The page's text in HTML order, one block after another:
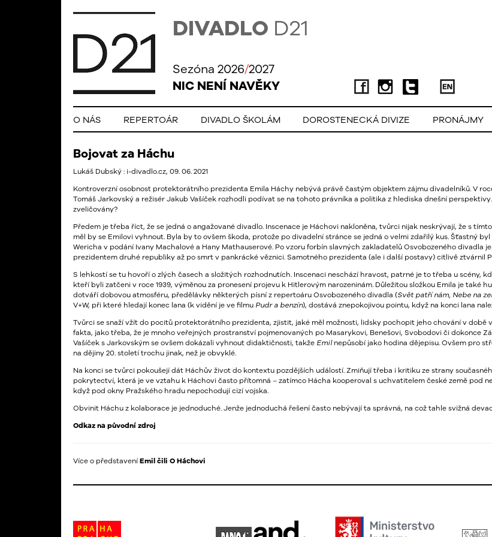
DIVADLO D21
Sezóna 2026/2027
NIC NENÍ NAVĚKY
O NÁS REPERTOÁR DIVADLO ŠKOLÁM DOROSTENECKÁ DIVIZE PRONÁJMY
Bojovat za Háchu
Lukáš Dubský : i-divadlo.cz, 09. 06. 2021
Kontroverzní osobnost protektorátního prezidenta Emila Háchy nebývá právě častým objektem zájmu divadelníků. V
Tomáš Jarkovský a režisér Jakub Vašíček rozhodli podívat se na tohoto právníka a politika z hlediska dnešní
zveličovány?
Předem je třeba říct, že se jedná o angažované divadlo. Inscenace je Háchovi nakloněna, tvůrci nijak neskrývají, že s
měl by se Emilovi vyhnout. Byla by to ovšem škoda, protože po divadelní stránce se jedná o velmi zdařilý kus. Šťastný
Wericha v podání Ivany Machalové a Hany Mathauserové. Po vzoru forbín slavných zakladatelů Osvobozeného divadla
prezidentem druhé republiky až po smrt v pankrácké věznici. Samotného prezidenta (ale i další postavy) citlivě ztvárnil
S lehkostí se tu hovoří o zlých časech a složitých rozhodnutích. Inscenaci neschází hravost, patrné je to třeba u scény,
kteří byli zatčeni v roce 1939, výměnou za pronesení projevu k Hitlerovým narozeninám. Důležitou složkou Emila je také
dotváří dobovou atmosféru, předělávky některých písní z repertoáru Osvobozeného divadla (Svět patří nám, Nebe na
V+W, při které hledají konec lana (k vidění je ve filmu Pudr a benzín), dostává znepokojivou pointu, když na konci lana
Tvůrci se snaží vžít do pocitů protektorátního prezidenta, zjistit, jaké měl možnosti, lidsky pochopit jeho chování v době
fakta, jako třeba, že je mnoho veřejných prostranství pojmenovaných po Masarykovi, Benešovi, Svobodovi či dokonce
Vašíček s Jarkovským se ovšem dokázali vyhnout didaktičnosti, takže Emilnepůsobí jako hodina dějepisu. Ovšem pro
na dějiny 20. století trochu jinak, než je obvyklé.
Na konci se tvůrci pokoušejí dát Háchův život do kontextu pozdějších událostí. Zmiňují třeba i kritiku ze strany
pokrytectví, která je ve vztahu k Háchovi často přítomná – zatímco Hácha kooperoval s uchvatitelem české země pod
když pod okny Pražského hradu nepochodují cizí vojska.
Obvinit Háchu z kolaborace je jednoduché. Jenže jednoduchá řešení často nebývají ta správná, na což tahle svižná
Odkaz na původní zdroj
Více o představení Emil čili O Háchovi